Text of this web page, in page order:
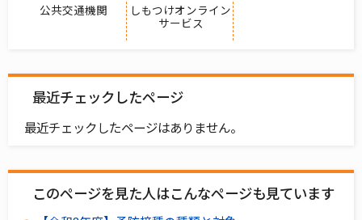
公共交通機関
しもつけオンライン
サービス
最近チェックしたページ
最近チェックしたページはありません。
このページを見た人はこんなページも見ています